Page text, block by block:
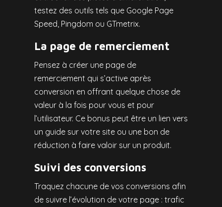
testez des outils tels que Google Page
Speed, Pingdom ou GTmetrix.
La page de remerciement
Pensez à créer une page de
remerciement qui s’active après
conversion en offrant quelque chose de
valeur à la fois pour vous et pour
l’utilisateur. Ce bonus peut être un lien vers
un guide sur votre site ou une bon de
réduction à faire valoir sur un produit.
Suivi des conversions
Traquez chacune de vos conversions afin
de suivre l’évolution de votre page : trafic